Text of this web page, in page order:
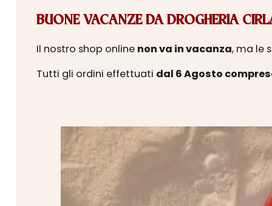
BUONE VACANZE DA DROGHERIA
Il nostro shop online non va in vacanza, ma le
Tutti gli ordini effettuati dal 6 Agosto